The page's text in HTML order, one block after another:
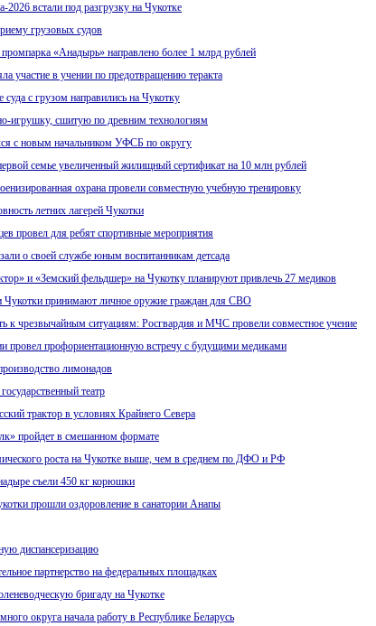
2026 встали под разгрузку на Чукотке
грузовых судов
«Анадырь» направлено более 1 млрд рублей
участие в учении по предотвращению теракта
суда с грузом направились на Чукотку
игрушку, сшитую по древним технологиям
с новым начальником УФСБ по округу
семье увеличенный жилищный сертификат на 10 млн рублей
охрана провели совместную учебную тренировку
летних лагерей Чукотки
провел для ребят спортивные мероприятия
о своей службе юным воспитанникам детсада
и «Земский фельдшер» на Чукотку планируют привлечь 27 медиков
Чукотки принимают личное оружие граждан для СВО
к чрезвычайным ситуациям: Росгвардия и МЧС провели совместное учение
провел профориентационную встречу с будущими медиками
лимонадов
театр
трактор в условиях Крайнего Севера
пройдет в смешанном формате
роста на Чукотке выше, чем в среднем по ДФО и РФ
съели 450 кг корюшки
прошли оздоровление в санатории Анапы
диспансеризацию
партнерство на федеральных площадках
бригаду на Чукотке
округа начала работу в Республике Беларусь